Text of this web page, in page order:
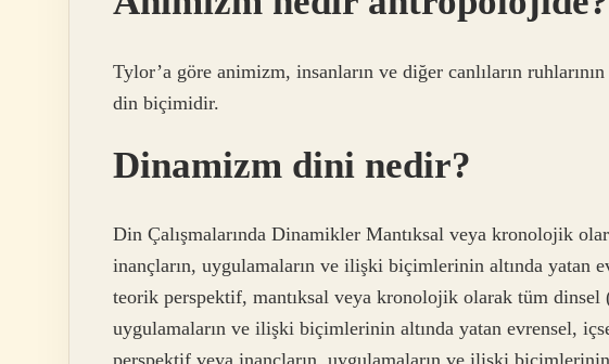
Tylor’a göre animizm, insanların ve diğer canlıların
din biçimidir.
Dinamizm dini nedir?
Din Çalışmalarında Dinamikler Mantıksal veya kronolojik
inançların, uygulamaların ve ilişki biçimlerinin altında yatan
teorik perspektif, mantıksal veya kronolojik olarak tüm dinsel
uygulamaların ve ilişki biçimlerinin altında yatan evrensel,